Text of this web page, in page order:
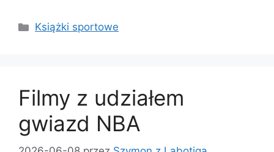
Kategorie
Książki sportowe
Filmy z udziałem
gwiazd NBA